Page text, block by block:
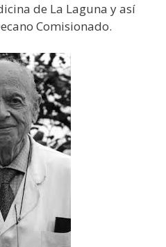
de La Laguna y así
Comisionado.